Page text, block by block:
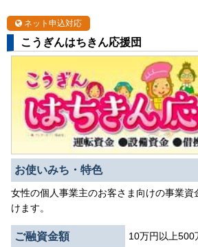
ネット申込対応
こうぎんはちきん応援団
お使いみち・特色
女性の個人事業主のお客さま向けの事業資
けます。
ご融資金額 10万円以上500